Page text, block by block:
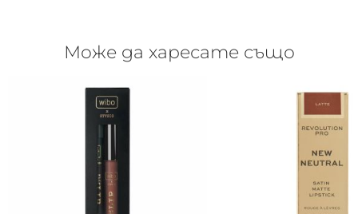
Може да харесате също